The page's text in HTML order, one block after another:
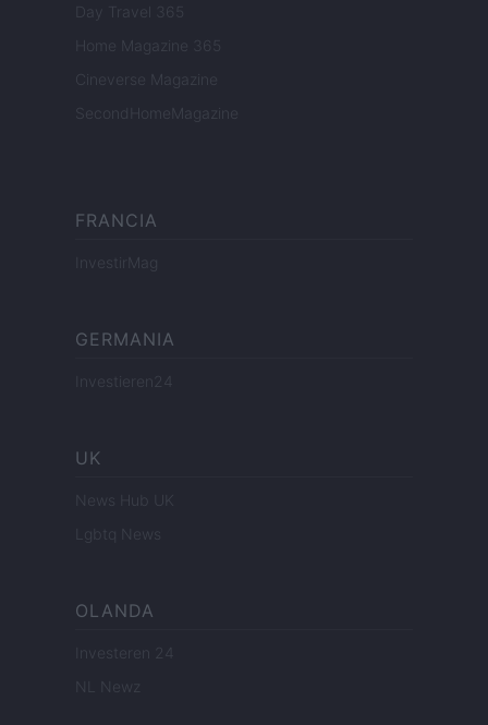
Day Travel 365
Home Magazine 365
Cineverse Magazine
SecondHomeMagazine
FRANCIA
InvestirMag
GERMANIA
Investieren24
UK
News Hub UK
Lgbtq News
OLANDA
Investeren 24
NL Newz